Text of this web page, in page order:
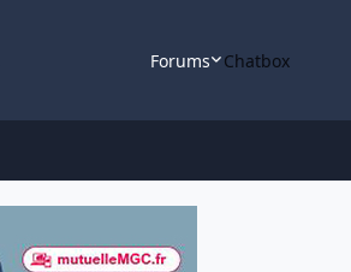
Forums Chatbox